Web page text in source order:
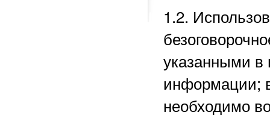
1.2.
указанными в
информации;
необходимо